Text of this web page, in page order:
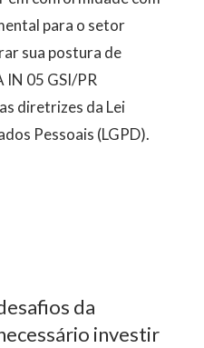
para o setor
sua postura de
IN 05 GSI/PR
diretrizes da Lei
Pessoais (LGPD).
da
investir